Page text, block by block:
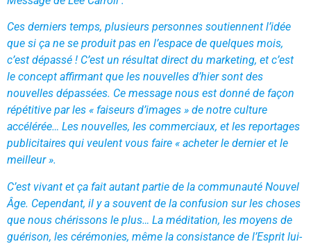
Ces derniers temps, plusieurs personnes soutiennent l’idée
que si ça ne se produit pas en l’espace de quelques mois,
c’est dépassé ! C’est un résultat direct du marketing, et c’est
le concept affirmant que les nouvelles d’hier sont des
nouvelles dépassées. Ce message nous est donné de façon
répétitive par les « faiseurs d’images » de notre culture
accélérée… Les nouvelles, les commerciaux, et les reportages
publicitaires qui veulent vous faire « acheter le dernier et le
meilleur ».
C’est vivant et ça fait autant partie de la communauté Nouvel
Âge. Cependant, il y a souvent de la confusion sur les choses
que nous chérissons le plus… La méditation, les moyens de
guérison, les cérémonies, même la consistance de l’Esprit lui-